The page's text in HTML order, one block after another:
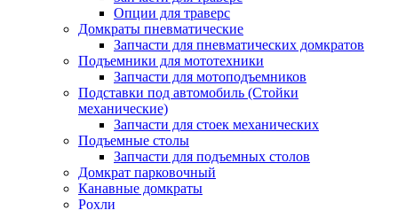
Опции для траверс
Домкраты пневматические
Запчасти для пневматических домкратов
Подъемники для мототехники
Запчасти для мотоподъемников
Подставки под автомобиль (Стойки
механические)
Запчасти для стоек механических
Подъемные столы
Запчасти для подъемных столов
Домкрат парковочный
Канавные домкраты
Рохли